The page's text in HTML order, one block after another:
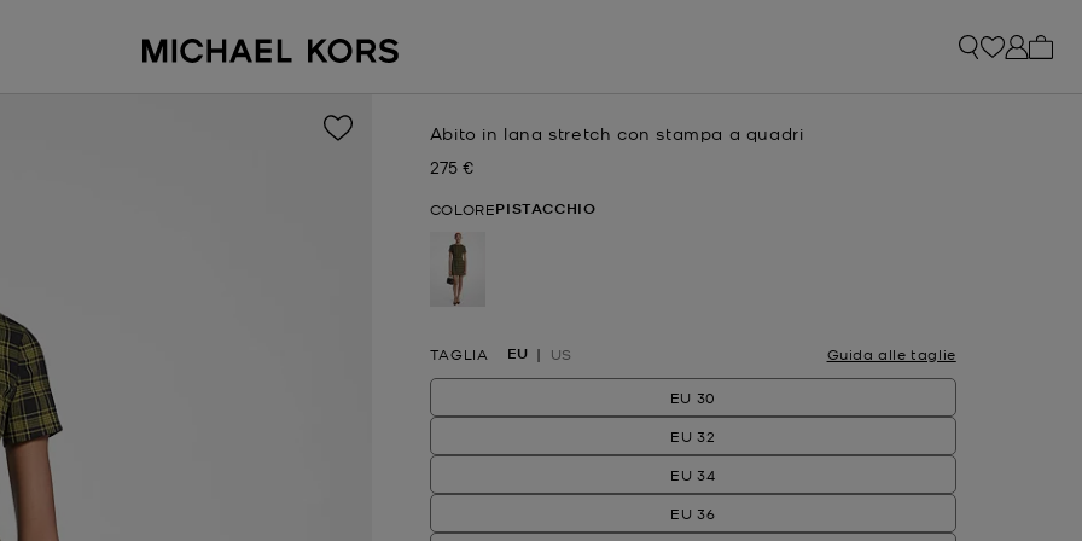
Abito in lana stretch con stampa a quadri
Prezzo attuale
275 €
COLOREPISTACCHIO
TAGLIA EU US Guida alle taglie
EU 30
EU 32
EU 34
EU 36